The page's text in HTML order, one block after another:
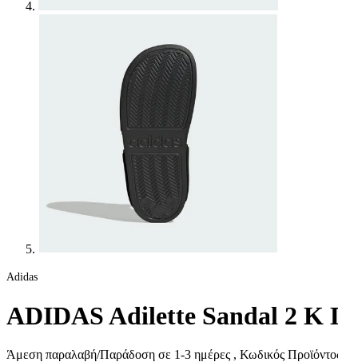
Adidas
ADIDAS Adilette Sandal 2 K
Άμεση παραλαβή/Παράδοση σε 1-3 ημέρες , Κωδικός